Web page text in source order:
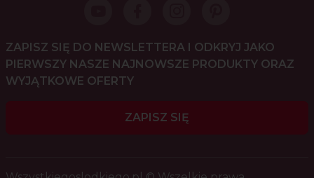
ZAPISZ SIĘ DO NEWSLETTERA I ODKRYJ JAKO
PIERWSZY NASZE NAJNOWSZE PRODUKTY ORAZ
WYJĄTKOWE OFERTY
ZAPISZ SIĘ